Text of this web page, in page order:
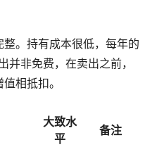
。持有成本很低，每年的
并非免费，在卖出之前，
相抵扣。
大致水
平
备注